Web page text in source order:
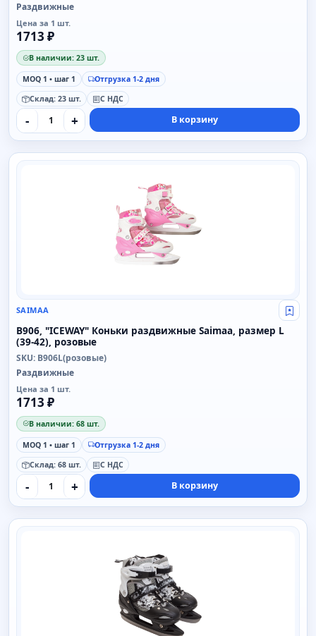
Раздвижные
Цена за 1 шт.
1713 ₽
В наличии: 23 шт.
MOQ 1 • шаг 1
Отгрузка 1-2 дня
Склад: 23 шт.
С НДС
- + В корзину
SAIMAA
SAIMAA Свой
B906, "ICEWAY" Коньки раздвижные Saimaa, размер L
(39-42), розовые
SKU: B906L(розовые)
Раздвижные
Цена за 1 шт.
1713 ₽
В наличии: 68 шт.
MOQ 1 • шаг 1
Отгрузка 1-2 дня
Склад: 68 шт.
С НДС
- + В корзину
SAIMAA